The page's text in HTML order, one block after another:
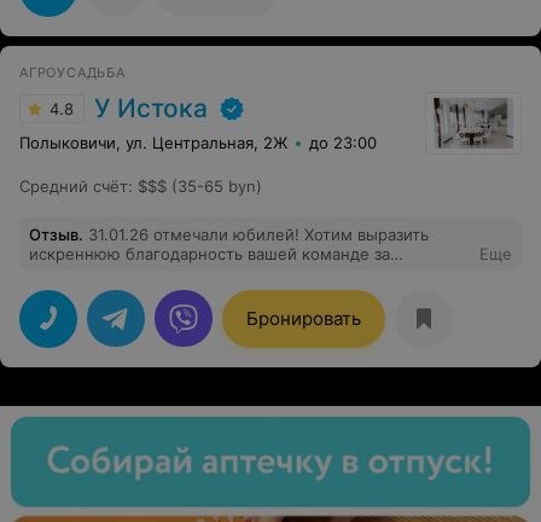
АГРОУСАДЬБА
4.8 У Истока
Полыковичи, ул. Центральная, 2Ж до 23:00
Средний счёт: $$$ (35-65 byn)
Отзыв. 31.01.26 отмечали юбилей! Хотим выразить
искреннюю благодарность вашей команде за
уровне: еда, обслуживание, оформление нашего
столика. Гости остались в полном восторге, праздник
удался на славу! Вы профессионалы своего дела!
Еще
Бронировать